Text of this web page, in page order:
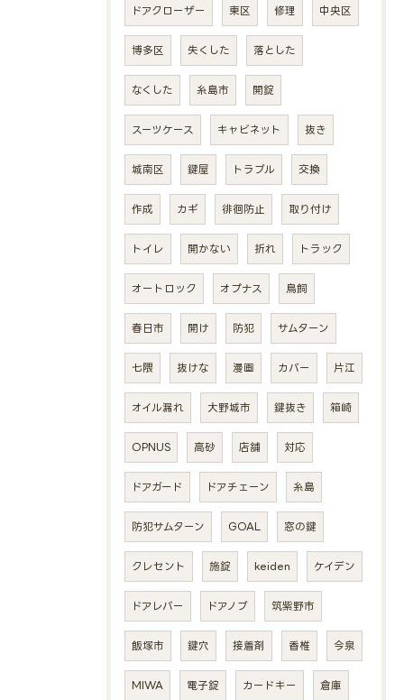
ドアクローザー 東区 修理 中央区
博多区 失くした 落とした
なくした 糸島市 開錠
スーツケース キャビネット 抜き
城南区 鍵屋 トラブル 交換
作成 カギ 徘徊防止 取り付け
トイレ 開かない 折れ トラック
オートロック オプナス 鳥飼
春日市 開け 防犯 サムターン
七隈 抜けな 漫画 カバー 片江
オイル漏れ 大野城市 鍵抜き 箱崎
OPNUS 高砂 店舗 対応
ドアガード ドアチェーン 糸島
防犯サムターン GOAL 窓の鍵
クレセント 施錠 keiden ケイデン
ドアレバー ドアノブ 筑紫野市
飯塚市 鍵穴 接着剤 香椎 今泉
MIWA 電子錠 カードキー 倉庫